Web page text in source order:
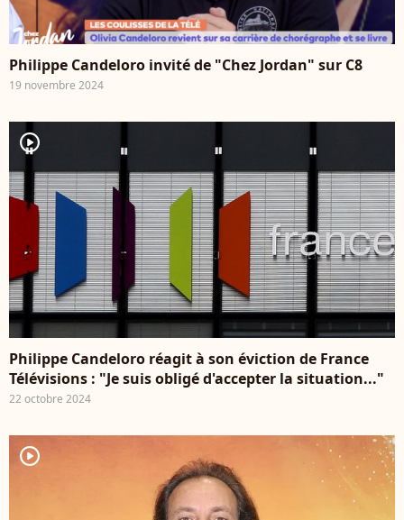
Philippe Candeloro invité de "Chez Jordan" sur C8
19 novembre 2024
player2
Philippe Candeloro réagit à son éviction de France
Télévisions : "Je suis obligé d'accepter la situation..."
22 octobre 2024
player2